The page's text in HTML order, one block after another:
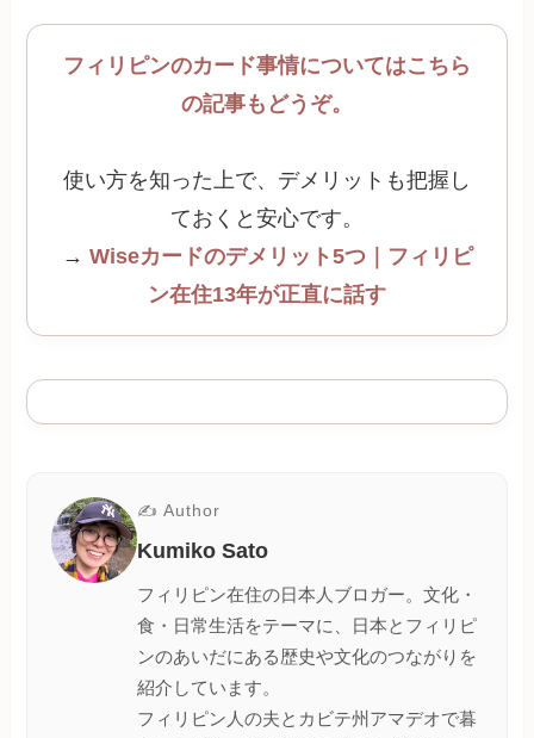
フィリピンのカード事情についてはこちら
の記事もどうぞ。
使い方を知った上で、デメリットも把握し
ておくと安心です。
→ Wiseカードのデメリット5つ｜フィリピ
ン在住13年が正直に話す
✍ Author
Kumiko Sato
フィリピン在住の日本人ブロガー。文化・
食・日常生活をテーマに、日本とフィリピ
ンのあいだにある歴史や文化のつながりを
紹介しています。
フィリピン人の夫とカビテ州アマデオで暮